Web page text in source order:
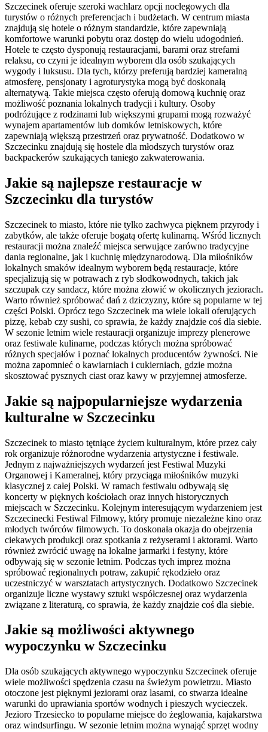
Szczecinek oferuje szeroki wachlarz opcji noclegowych dla
turystów o różnych preferencjach i budżetach. W centrum miasta
znajdują się hotele o różnym standardzie, które zapewniają
komfortowe warunki pobytu oraz dostęp do wielu udogodnień.
Hotele te często dysponują restauracjami, barami oraz strefami
relaksu, co czyni je idealnym wyborem dla osób szukających
wygody i luksusu. Dla tych, którzy preferują bardziej kameralną
atmosferę, pensjonaty i agroturystyka mogą być doskonałą
alternatywą. Takie miejsca często oferują domową kuchnię oraz
możliwość poznania lokalnych tradycji i kultury. Osoby
podróżujące z rodzinami lub większymi grupami mogą rozważyć
wynajem apartamentów lub domków letniskowych, które
zapewniają większą przestrzeń oraz prywatność. Dodatkowo w
Szczecinku znajdują się hostele dla młodszych turystów oraz
backpackerów szukających taniego zakwaterowania.
Jakie są najlepsze restauracje w
Szczecinku dla turystów
Szczecinek to miasto, które nie tylko zachwyca pięknem przyrody i
zabytków, ale także oferuje bogatą ofertę kulinarną. Wśród licznych
restauracji można znaleźć miejsca serwujące zarówno tradycyjne
dania regionalne, jak i kuchnię międzynarodową. Dla miłośników
lokalnych smaków idealnym wyborem będą restauracje, które
specjalizują się w potrawach z ryb słodkowodnych, takich jak
szczupak czy sandacz, które można złowić w okolicznych jeziorach.
Warto również spróbować dań z dziczyzny, które są popularne w tej
części Polski. Oprócz tego Szczecinek ma wiele lokali oferujących
pizzę, kebab czy sushi, co sprawia, że każdy znajdzie coś dla siebie.
W sezonie letnim wiele restauracji organizuje imprezy plenerowe
oraz festiwale kulinarne, podczas których można spróbować
różnych specjałów i poznać lokalnych producentów żywności. Nie
można zapomnieć o kawiarniach i cukierniach, gdzie można
skosztować pysznych ciast oraz kawy w przyjemnej atmosferze.
Jakie są najpopularniejsze wydarzenia
kulturalne w Szczecinku
Szczecinek to miasto tętniące życiem kulturalnym, które przez cały
rok organizuje różnorodne wydarzenia artystyczne i festiwale.
Jednym z najważniejszych wydarzeń jest Festiwal Muzyki
Organowej i Kameralnej, który przyciąga miłośników muzyki
klasycznej z całej Polski. W ramach festiwalu odbywają się
koncerty w pięknych kościołach oraz innych historycznych
miejscach w Szczecinku. Kolejnym interesującym wydarzeniem jest
Szczecinecki Festiwal Filmowy, który promuje niezależne kino oraz
młodych twórców filmowych. To doskonała okazja do obejrzenia
ciekawych produkcji oraz spotkania z reżyserami i aktorami. Warto
również zwrócić uwagę na lokalne jarmarki i festyny, które
odbywają się w sezonie letnim. Podczas tych imprez można
spróbować regionalnych potraw, zakupić rękodzieło oraz
uczestniczyć w warsztatach artystycznych. Dodatkowo Szczecinek
organizuje liczne wystawy sztuki współczesnej oraz wydarzenia
związane z literaturą, co sprawia, że każdy znajdzie coś dla siebie.
Jakie są możliwości aktywnego
wypoczynku w Szczecinku
Dla osób szukających aktywnego wypoczynku Szczecinek oferuje
wiele możliwości spędzenia czasu na świeżym powietrzu. Miasto
otoczone jest pięknymi jeziorami oraz lasami, co stwarza idealne
warunki do uprawiania sportów wodnych i pieszych wycieczek.
Jezioro Trzesiecko to popularne miejsce do żeglowania, kajakarstwa
oraz windsurfingu. W sezonie letnim można wynająć sprzęt wodny